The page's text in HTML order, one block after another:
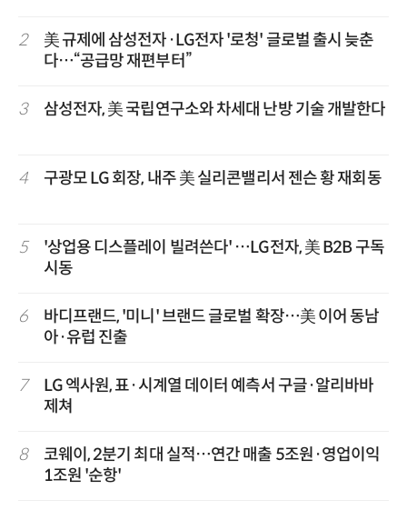
2
美 규제에 삼성전자·LG전자 '로청' 글로벌 출시 늦춘
다…“공급망 재편부터”
3 삼성전자, 美 국립연구소와 차세대 난방 기술 개발한다
4 구광모 LG 회장, 내주 美 실리콘밸리서 젠슨 황 재회동
5
'상업용 디스플레이 빌려쓴다' …LG전자, 美 B2B 구독
시동
6
바디프랜드, '미니' 브랜드 글로벌 확장…美 이어 동남
아·유럽 진출
7
LG 엑사원, 표·시계열 데이터 예측서 구글·알리바바
제쳐
8
코웨이, 2분기 최대 실적…연간 매출 5조원·영업이익
1조원 '순항'